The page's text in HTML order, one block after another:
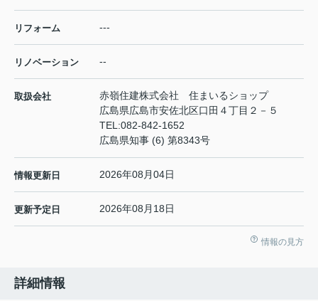
リフォーム ---
リノベーション --
取扱会社
赤嶺住建株式会社 住まいるショップ
広島県広島市安佐北区口田４丁目２－５
TEL:082-842-1652
広島県知事 (6) 第8343号
情報更新日 2026年08月04日
更新予定日 2026年08月18日
情報の見方
詳細情報